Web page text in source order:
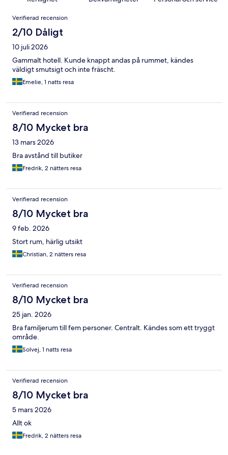
Recensioner
Verifierad recension
2/10 Dåligt
10 juli 2026
Gammalt hotell. Kunde knappt andas på rummet, kändes
väldigt smutsigt och inte fräscht.
Emelie, 1 natts resa
Verifierad recension
8/10 Mycket bra
13 mars 2026
Bra avstånd till butiker
Fredrik, 2 nätters resa
Verifierad recension
8/10 Mycket bra
9 feb. 2026
Stort rum, härlig utsikt
Christian, 2 nätters resa
Verifierad recension
8/10 Mycket bra
25 jan. 2026
Bra familjerum till fem personer. Centralt. Kändes som ett tryggt
område.
Solvej, 1 natts resa
Verifierad recension
8/10 Mycket bra
5 mars 2026
Allt ok
Fredrik, 2 nätters resa